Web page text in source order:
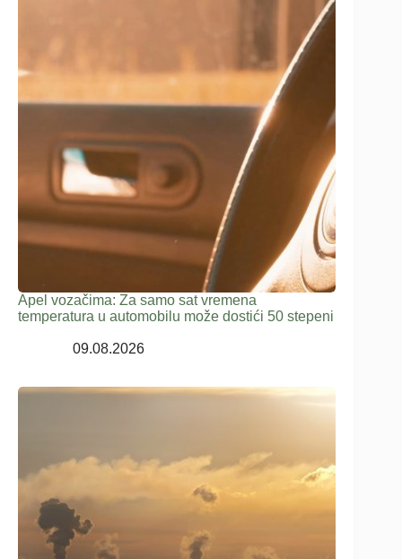
Apel vozačima: Za samo sat vremena
temperatura u automobilu može dostići 50 stepeni
09.08.2026